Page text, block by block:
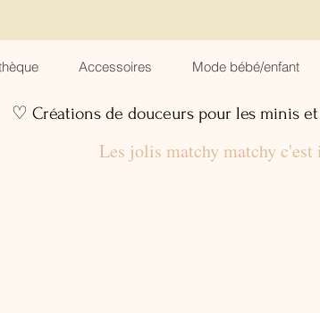
Accessoires Mode bébé/enfant
♡ Créations de douceurs pour les minis
Les jolis matchy matchy c'est